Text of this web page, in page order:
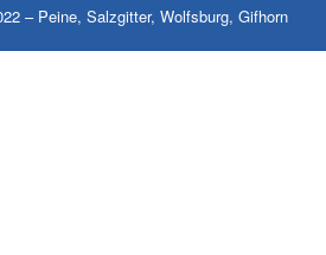
– Peine, Salzgitter, Wolfsburg, Gifhorn